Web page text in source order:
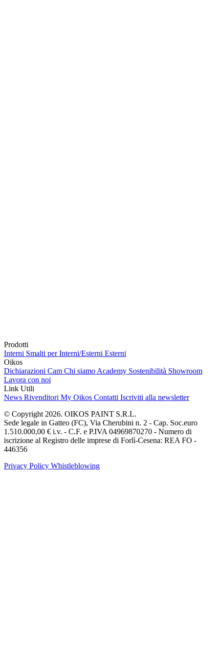
Prodotti
Interni Smalti per Interni/Esterni Esterni
Oikos
Dichiarazioni Cam Chi siamo Academy Sostenibilità Showroom
Lavora con noi
Link Utili
News Rivenditori My Oikos Contatti Iscriviti alla newsletter
© Copyright 2026. OIKOS PAINT S.R.L.
Sede legale in Gatteo (FC), Via Cherubini n. 2 - Cap. Soc.euro
1.510.000,00 € i.v. - C.F. e P.IVA 04969870270 - Numero di
iscrizione al Registro delle imprese di Forlì-Cesena: REA FO -
446356
Privacy Policy Whistleblowing